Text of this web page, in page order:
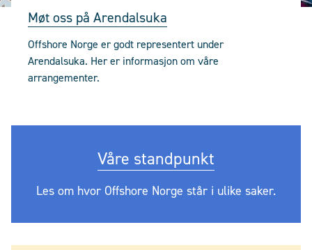
Møt oss på Arendalsuka
Offshore Norge er godt representert under
Arendalsuka. Her er informasjon om våre
arrangementer.
Våre standpunkt
Les om hvor Offshore Norge står i ulike saker.